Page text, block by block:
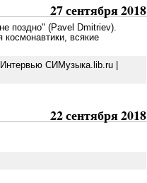
27 сентября 2018
поздно" (Pavel Dmitriev).
всякие
СИМузыка.lib.ru |
22 сентября 2018